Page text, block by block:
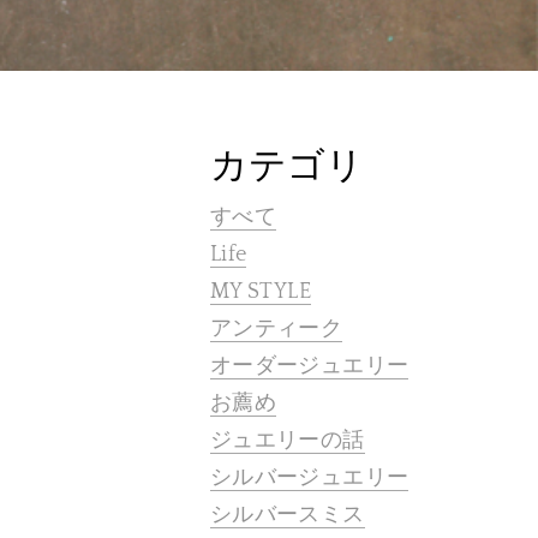
カテゴリ
すべて
Life
MY STYLE
アンティーク
オーダージュエリー
お薦め
ジュエリーの話
シルバージュエリー
シルバースミス